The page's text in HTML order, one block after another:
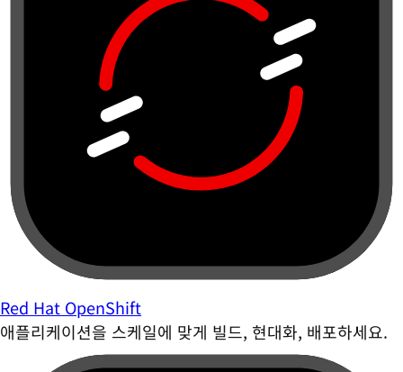
Red Hat OpenShift
애플리케이션을 스케일에 맞게 빌드, 현대화, 배포하세요.